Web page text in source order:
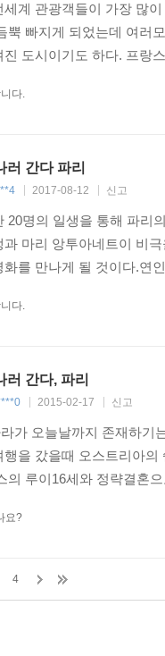
세계 관광객들이 가장 많
뿍 빠지게 되었는데 여러
진 도시이기도 하다. 프랑
다.
러 간다 파리
2017-08-12 신고
20명의 일생을 통해 파리
마리 앙투아네트이 비
화를 만나게 될 것이다.연
다.
러 간다, 파리
2015-02-17 신고
가 오늘날까지 존재하기
행을 갔을때 오스트리아
의 루이16세와 정략결혼
요?
4